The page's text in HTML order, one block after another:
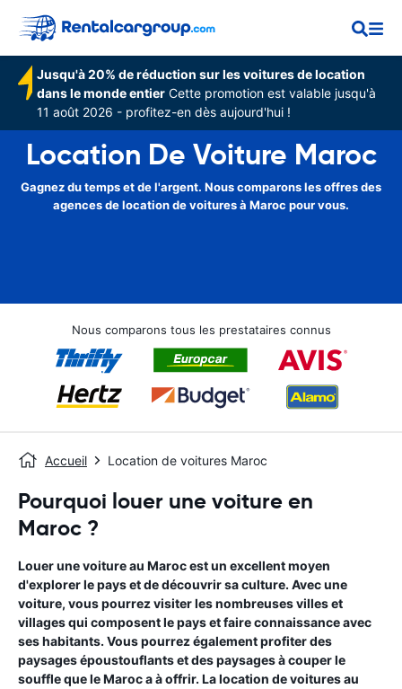
Jusqu'à 20% de réduction sur les voitures de location
dans le monde entier Cette promotion est valable jusqu'à
11 août 2026 - profitez-en dès aujourd'hui !
Location De Voiture Maroc
Gagnez du temps et de l'argent. Nous comparons les offres des
agences de location de voitures à Maroc pour vous.
Nous comparons tous les prestataires connus
Accueil Location de voitures Maroc
Pourquoi louer une voiture en
Maroc ?
Louer une voiture au Maroc est un excellent moyen
d'explorer le pays et de découvrir sa culture. Avec une
voiture, vous pourrez visiter les nombreuses villes et
villages qui composent le pays et faire connaissance avec
ses habitants. Vous pourrez également profiter des
paysages époustouflants et des paysages à couper le
souffle que le Maroc a à offrir. La location de voitures au